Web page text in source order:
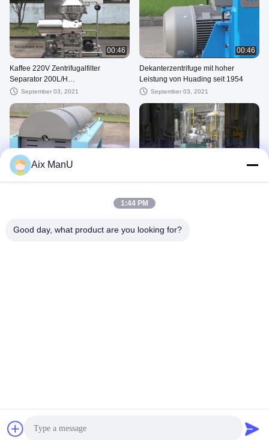
00:46
Kaffee 220V Zentrifugalfilter
Separator 200L/H
Scheibenschüsselzentrifuge
September 03, 2021
00:46
Dekanterzentrifuge mit hoher
Leistung von Huading seit 1954
September 03, 2021
Decater-Zentrifuge für den Prozess
00:20
100T/D Fischölraffinierungslinie mit
September 03, 2021
Aix ManU
1:44 PM
Good day, what product are you looking for?